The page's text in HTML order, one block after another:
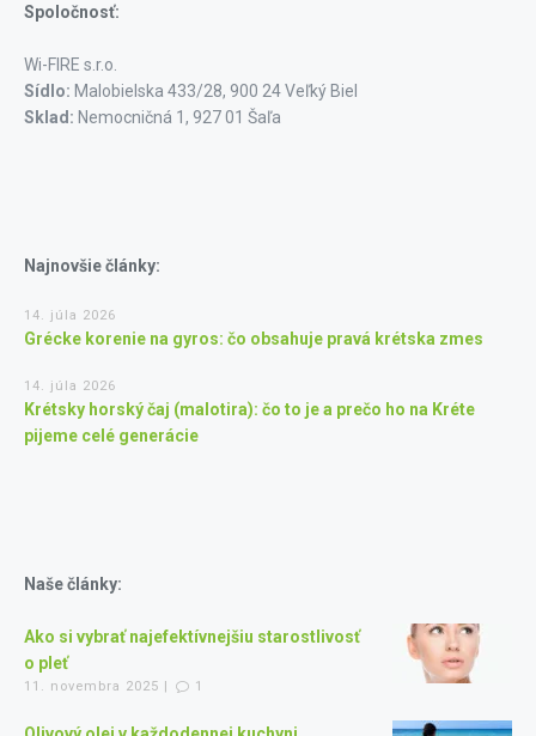
Spoločnosť:
Wi-FIRE s.r.o.
Sídlo: Malobielska 433/28, 900 24 Veľký Biel
Sklad: Nemocničná 1, 927 01 Šaľa
Najnovšie články:
14. júla 2026
Grécke korenie na gyros: čo obsahuje pravá krétska zmes
14. júla 2026
Krétsky horský čaj (malotira): čo to je a prečo ho na Kréte
pijeme celé generácie
Naše články:
Ako si vybrať najefektívnejšiu starostlivosť
o pleť
11. novembra 2025 | 1